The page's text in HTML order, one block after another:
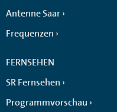
Antenne Saar
Frequenzen
FERNSEHEN
SR Fernsehen
Programmvorschau